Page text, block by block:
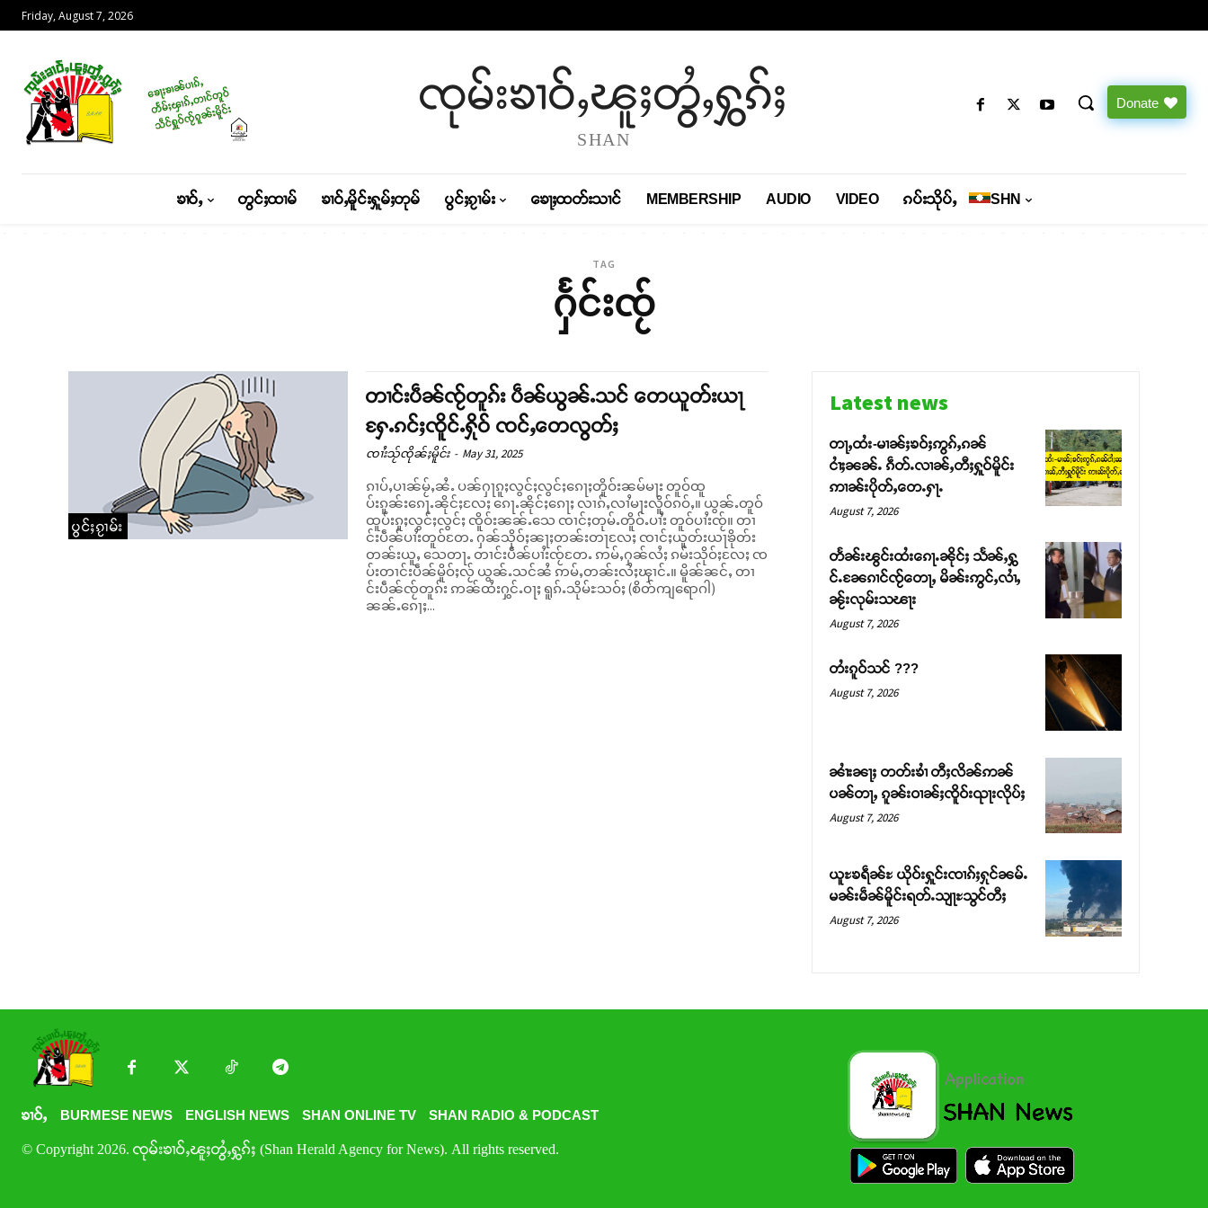
Friday, August 7, 2026
ၸုမ်းၶၢဝ်ႇၽူႈတွႆႇႁွၵ်ႈ
SHAN
Donate
ၶၢဝ်ႇ တွင်ႈထၢမ် ၶၢဝ်ႇမိူင်းႁူမ်ႈတုမ် ပွင်ႈၵႂၢမ်း ၶေႃႈထတ်းသၢင် MEMBERSHIP AUDIO VIDEO ၵပ်းသိုပ်ႇ SHN
TAG
ႁႅင်းၸႂ်
ပွင်ႈၵႂၢမ်း
တၢင်းပဵၼ်ၸႂ်တူၵ်း ပဵၼ်ယွၼ်ႉသင် တေယူတ်းယႃ
ႁႄႉၵင်ႈၸိူင်ႉႁိုဝ် ၸင်ႇတေလွတ်ႈ
ၸၢႆးသႂ်ၸိုၼ်ႈမိူင်း - May 31, 2025
ၵၢပ်ႇပၢၼ်မႂ်ႇၼႆႉ ပၼ်ႁႃၵူႈလွင်ႈလွင်ႈၵေႃႈတိူဝ်းၼမ်မႃး တူဝ်ထူ
ပ်းၵူၼ်းၵေႃႉၼိုင်ႈလႄႈ ၵေႃႉၼိုင်ႈၵေႃႈ လၢၵ်ႇလၢႆမႃးလိူဝ်ၵဝ်ႇ။ ယွၼ်ႉတူဝ်
ထူပ်းၵူႈလွင်ႈလွင်ႈ ၸိူဝ်းၼၼ်ႉသေ ၸၢင်ႈတုမ်ႉတိူဝ်ႉပၢႆး တူဝ်ပၢႆးၸႂ်။ တၢ
င်းပဵၼ်ပၢႆးတူဝ်တႄႉ ႁၼ်သိုဝ်ႈၼႃႈတၼ်းတႃလႄႈ ၸၢင်ႈယူတ်းယႃၶိုတ်း
တၼ်းယူႇ သေတႃႉ တၢင်းပဵၼ်ပၢႆးၸႂ်တႄႉ ဢမ်ႇႁၼ်လႆႈ ၵမ်းသိုဝ်ႈလႄႈ ၸ
ပ်းတၢင်းပဵၼ်မိူဝ်ႈလႂ် ယွၼ်ႉသင်ၼႆ ဢမ်ႇတၼ်းလႆႈၾၢင်ႉ။ မိူၼ်ၼင်ႇ တၢ
င်းပဵၼ်ၸႂ်တူၵ်း ဢၼ်ထႆးႁွင်ႉဝႃႈ ရူၵ်ႉသိုမ်ႊသဝ်ႈ (စိတ်ကျရောဂါ)
ၼၼ်ႉၵေႃႈ...
Latest news
တႃႇထႆး-မၢၼ်ႈၶဝ်ႈဢွၵ်ႇၵၼ်
ငၢႆႈၼၼ်ႉ ၵဵတ်ႉလၢၼ်ႇတီႈႁူဝ်မိူင်း
ဢၢၼ်းပိုတ်ႇတေႉႁႃႉ
August 7, 2026
တႅၼ်းၽွင်းထႆးၵေႃႉၼိုင်ႈ သႅၼ်ႇႁွ
င်ႉၼႄၵၢင်ၸႂ်တေႃႇ မိၼ်းဢွင်ႇလၢႆႇ
ၼႂ်းလုမ်းသၽႃး
August 7, 2026
တႆးၵူဝ်သင် ???
August 7, 2026
ၼၢႆးၼႃႈ တတ်းၶၢႆ တီႈလိၼ်ဢၼ်
ပၼ်တႃႇ ၵူၼ်းဝၢၼ်ႈၸိူဝ်းၺႃးလိုပ်ႈ
August 7, 2026
ယူႊၶရဵၼ်ႊ ယိုဝ်းႁူင်းၸၢၵ်ႈႁုင်ၼမ်ႉ
မၼ်းမဵၼ်မိူင်းရတ်ႉသျႃႊသွင်တီႈ
August 7, 2026
ၶၢဝ်ႇ BURMESE NEWS ENGLISH NEWS SHAN ONLINE TV SHAN RADIO & PODCAST
© Copyright 2026. ၸုမ်းၶၢဝ်ႇၽူႈတွႆႇႁွၵ်ႈ (Shan Herald Agency for News). All rights reserved.